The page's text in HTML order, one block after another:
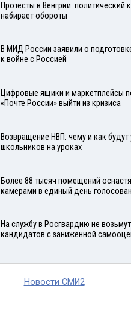
Протесты в Венгрии: политический
набирает обороты
В МИД России заявили о
к войне с Россией
Цифровые ящики и маркетплейсы
«Почте России» выйти из кризиса
Возвращение НВП: чему и как будут
школьников на уроках
Более 88 тысяч помещений
камерами в единый день
На службу в Росгвардию не возьмут
кандидатов с заниженной
Новости СМИ2